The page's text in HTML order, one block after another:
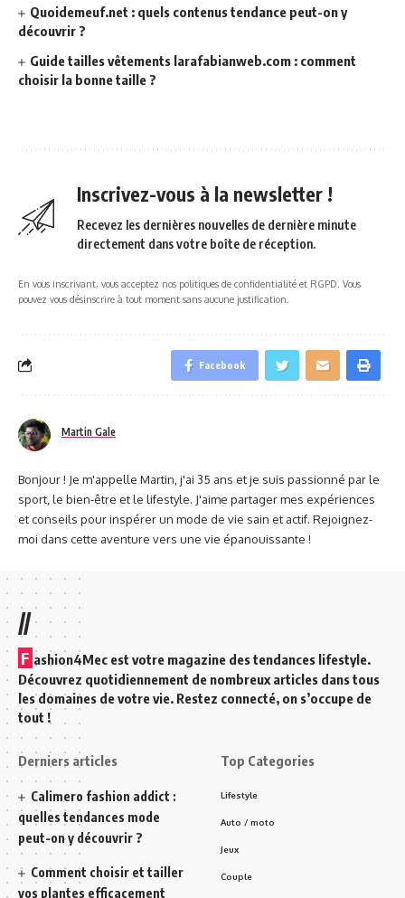
Quoidemeuf.net : quels contenus tendance peut-on y
découvrir ?
Guide tailles vêtements larafabianweb.com : comment
choisir la bonne taille ?
Inscrivez-vous à la newsletter !
Recevez les dernières nouvelles de dernière minute
directement dans votre boîte de réception.
En vous inscrivant, vous acceptez nos politiques de confidentialité et RGPD. Vous
pouvez vous désinscrire à tout moment sans aucune justification.
Facebook
Martin Gale
Bonjour ! Je m'appelle Martin, j'ai 35 ans et je suis passionné par le
sport, le bien-être et le lifestyle. J'aime partager mes expériences
et conseils pour inspérer un mode de vie sain et actif. Rejoignez-
moi dans cette aventure vers une vie épanouissante !
//
F ashion4Mec est votre magazine des tendances lifestyle.
Découvrez quotidiennement de nombreux articles dans tous
les domaines de votre vie. Restez connecté, on s’occupe de
tout !
Derniers articles
Calimero fashion addict :
quelles tendances mode
peut-on y découvrir ?
Comment choisir et tailler
vos plantes efficacement
Top Categories
Lifestyle
Auto / moto
Jeux
Couple